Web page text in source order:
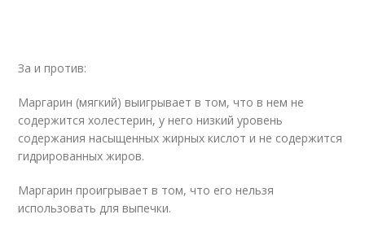
За и против:
Маргарин (мягкий) выигрывает в том, что в нем не
содержится холестерин, у него низкий уровень
содержания насыщенных жирных кислот и не содержится
гидрированных жиров.
Маргарин проигрывает в том, что его нельзя
использовать для выпечки.